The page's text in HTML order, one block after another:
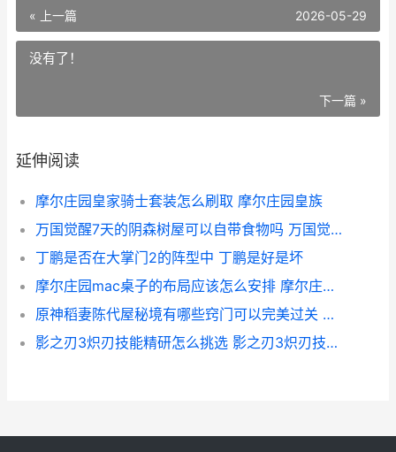
« 上一篇 2026-05-29
没有了！
下一篇 »
延伸阅读
摩尔庄园皇家骑士套装怎么刷取 摩尔庄园皇族
万国觉醒7天的阴森树屋可以自带食物吗 万国觉醒新手7天活动内容
丁鹏是否在大掌门2的阵型中 丁鹏是好是坏
摩尔庄园mac桌子的布局应该怎么安排 摩尔庄园摆桌子动作不见了
原神稻妻陈代屋秘境有哪些窍门可以完美过关 原神稻妻的阵代屋敷秘境
影之刃3炽刃技能精研怎么挑选 影之刃3炽刃技能精炼